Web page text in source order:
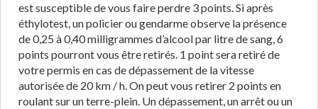
est susceptible de vous faire perdre 3 points. Si après
éthylotest, un policier ou gendarme observe la présence
de 0,25 à 0,40 milligrammes d’alcool par litre de sang, 6
points pourront vous être retirés. 1 point sera retiré de
votre permis en cas de dépassement de la vitesse
autorisée de 20 km / h. On peut vous retirer 2 points en
roulant sur un terre-plein. Un dépassement, un arrêt ou un